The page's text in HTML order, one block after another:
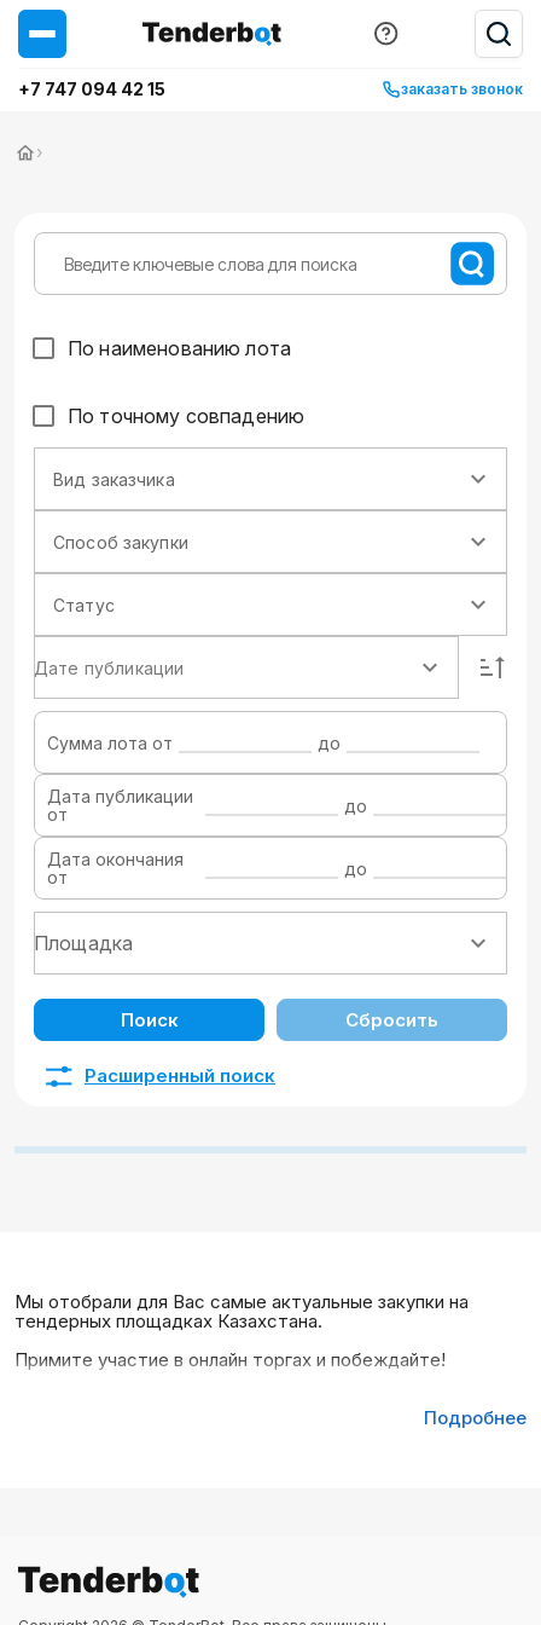
+7 747 094 42 15 заказать звонок
›
По наименованию лота
По точному совпадению
Вид заказчика
Способ закупки
Статус
Дате публикации
Сумма лота от до
Дата публикации
от
до
Дата окончания
от
до
Поиск Сбросить
Расширенный поиск
Мы отобрали для Вас самые актуальные закупки на
тендерных площадках Казахстана.
Примите участие в онлайн торгах и побеждайте!
Подробнее